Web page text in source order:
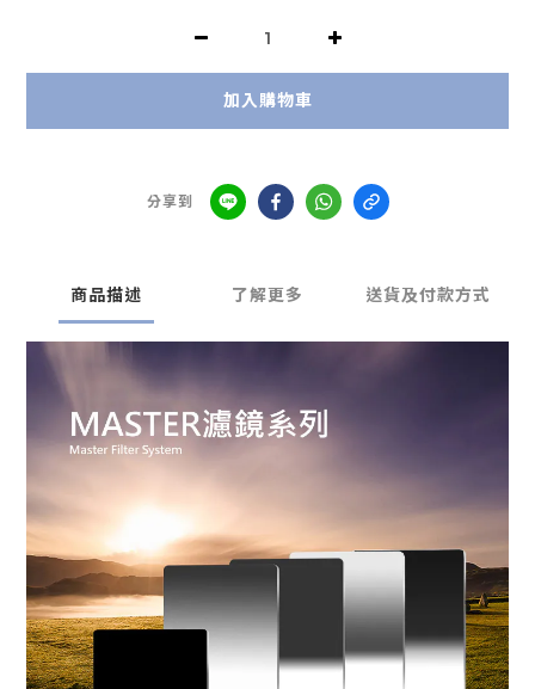
加入購物車
分享到
商品描述 了解更多 送貨及付款方式